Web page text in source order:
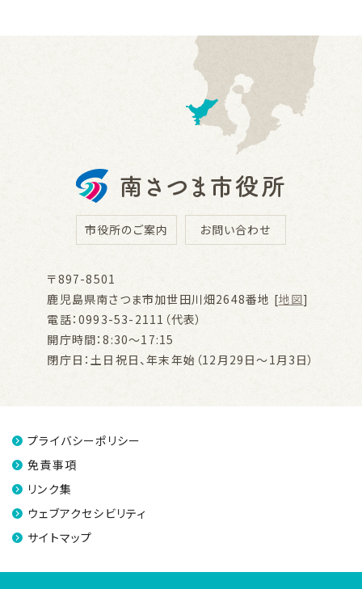
市役所のご案内 お問い合わせ
〒897-8501
鹿児島県南さつま市加世田川畑2648番地 [地図]
電話：0993-53-2111（代表）
開庁時間：8:30～17:15
閉庁日：土日祝日、年末年始（12月29日～1月3日）
プライバシーポリシー
免責事項
リンク集
ウェブアクセシビリティ
サイトマップ